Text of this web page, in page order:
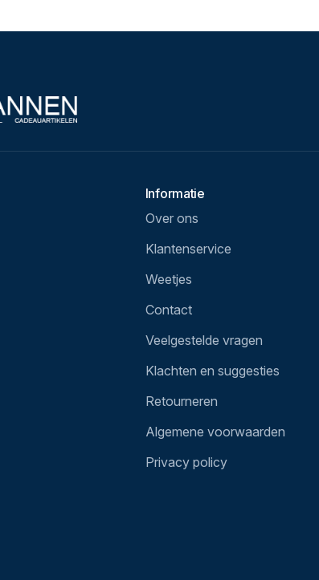
Informatie
Over ons
Klantenservice
Weetjes
Contact
Veelgestelde vragen
Klachten en suggesties
Retourneren
Algemene voorwaarden
Privacy policy